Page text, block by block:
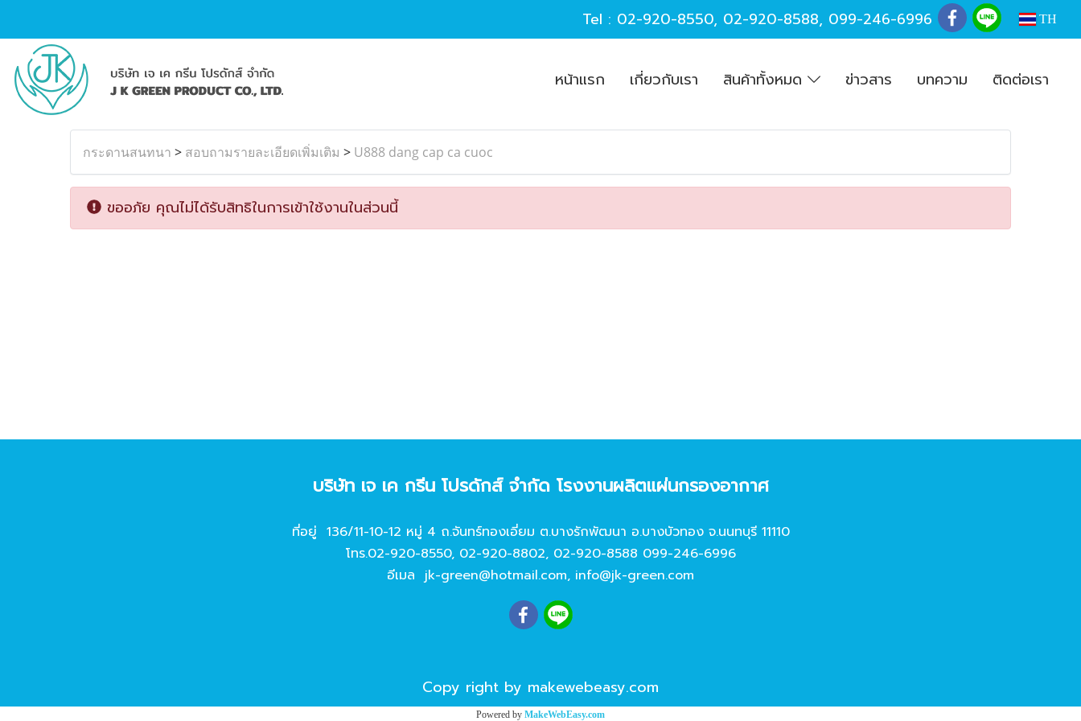
Tel : 02-920-8550, 02-920-8588, 099-246-6996 TH
หน้าแรก เกี่ยวกับเรา สินค้าทั้งหมด ข่าวสาร บทความ ติดต่อเรา
กระดานสนทนา > สอบถามรายละเอียดเพิ่มเติม > U888 dang cap ca cuoc
ขออภัย คุณไม่ได้รับสิทธิในการเข้าใช้งานในส่วนนี้
บริษัท เจ เค กรีน โปรดักส์ จํากัด โรงงานผลิตแผ่นกรองอากาศ
ที่อยู่ 136/11-10-12 หมู่ 4 ถ.จันทร์ทองเอี่ยม ต.บางรักพัฒนา อ.บางบัวทอง จ.นนทบุรี 11110
โทร.02-920-8550, 02-920-8802, 02-920-8588 099-246-6996
อีเมล jk-green@hotmail.com, info@jk-green.com
Copy right by makewebeasy.com
Powered by MakeWebEasy.com